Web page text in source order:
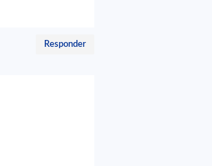
Responder